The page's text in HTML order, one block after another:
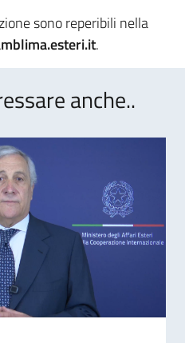
sono reperibili nella
.
anche..